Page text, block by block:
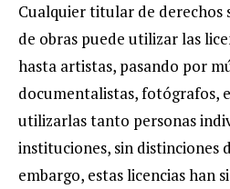
Cualquier titular de derechos
de obras puede utilizar las
hasta artistas, pasando por
documentalistas, fotógrafos,
utilizarlas tanto personas
instituciones, sin distinciones
embargo, estas licencias han